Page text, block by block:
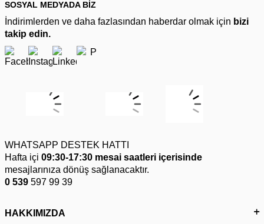
SOSYAL MEDYADA BİZ
İndirimlerden ve daha fazlasından haberdar olmak için bizi
takip edin.
WHATSAPP DESTEK HATTI
Hafta içi 09:30-17:30 mesai saatleri içerisinde
mesajlarınıza dönüş sağlanacaktır.
0 539 597 99 39
HAKKIMIZDA